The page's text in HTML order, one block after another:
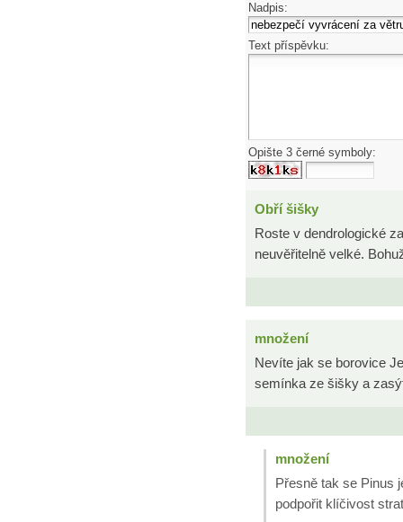
Nadpis:
Text příspěvku:
Opište 3 černé symboly:
Obří šišky
Roste v dendrologické
neuvěřitelně velké.
množení
Nevíte jak se borovice
semínka ze šišky a
množení
Přesně tak se Pinus
podpořit klíčivost